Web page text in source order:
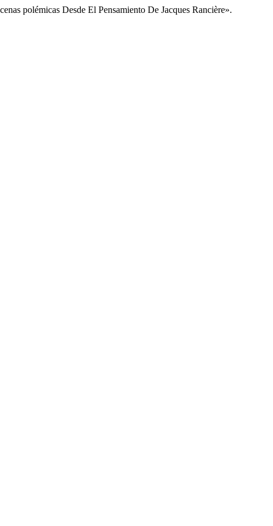
polémicas Desde El Pensamiento De Jacques Rancière».